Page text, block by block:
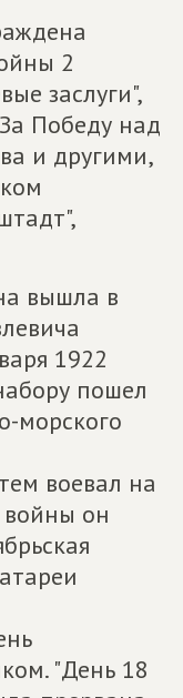
2
заслуги",
Победу над
и другими,
вышла в
1922
пошел
морского
воевал на
он
"День 18